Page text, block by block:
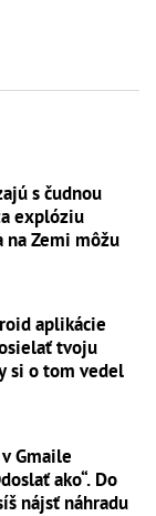
s čudnou
explóziu
Zemi môžu
aplikácie
tvoju
si o tom vedel
Gmaile
ako“. Do
nájsť náhradu